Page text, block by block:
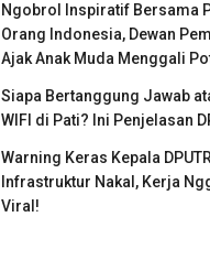
Ngobrol Inspiratif Bersama
Orang Indonesia, Dewan
Ajak Anak Muda Menggali
Siapa Bertanggung Jawab
WIFI di Pati? Ini Penjelasan
Warning Keras Kepala
Infrastruktur Nakal, Kerja
Viral!